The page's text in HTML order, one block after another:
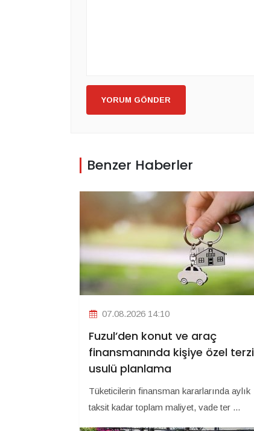
YORUM GÖNDER
Benzer Haberler
07.08.2026 14:10
Fuzul’den konut ve araç
finansmanında kişiye özel terzi
usulü planlama
Tüketicilerin finansman kararlarında aylık
taksit kadar toplam maliyet, vade ter ...